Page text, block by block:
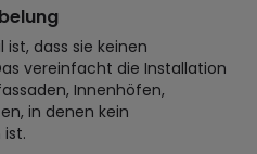
dass sie keinen
vereinfacht die Installation
Innenhöfen,
in denen kein